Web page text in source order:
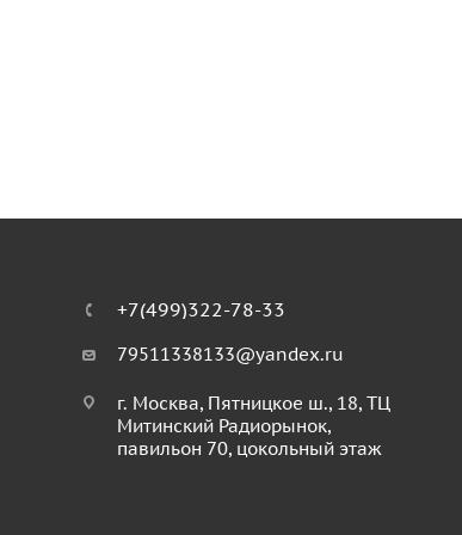
+7(499)322-78-33
79511338133@yandex.ru
г. Москва, Пятницкое ш., 18, ТЦ
Митинский Радиорынок,
павильон 70, цокольный этаж